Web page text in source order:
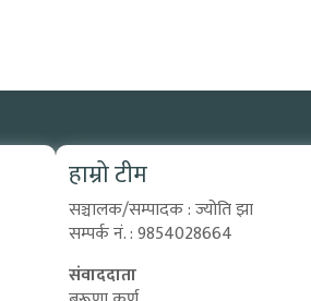
हाम्रो टीम
सञ्चालक/सम्पादक : ज्योति झा
सम्पर्क नं. : 9854028664
संवाददाता